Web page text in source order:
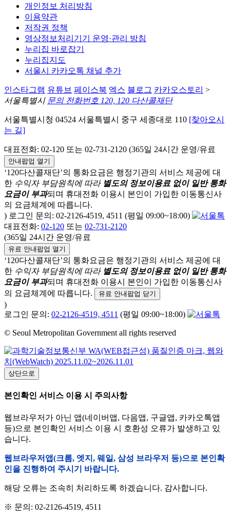
개인정보 처리방침
이용약관
저작권 정책
영상정보처리기기 운영·관리 방침
누리집 바로잡기
누리집지도
서울시 카카오톡 채널 추가
인스타그램 유튜브 페이스북 엑스 블로그 카카오스토리 >
서울특별시 문의 전화번호 120, 120 다산콜재단
서울특별시청 04524 서울특별시 중구 세종대로 110 [찾아오시
는 길]
대표전화: 02-120 또는 02-731-2120 (365일 24시간 운영/유료
안내팝업 열기
‘120다산콜재단’의 통화요금은 행정기관의 서비스 제공에 대
한 수익자 부담원칙에 따라 별도의 정보이용료 없이 일반 통화
요금이 부과되며 휴대전화 이용시 본인이 가입한 이동통신사
의 요금체계에 따릅니다.
) 로그인 문의: 02-2126-4519, 4511 (평일 09:00~18:00)
대표전화: 02-120 또는 02-731-2120
(365일 24시간 운영/유료
유료 안내팝업 열기
‘120다산콜재단’의 통화요금은 행정기관의 서비스 제공에 대
한 수익자 부담원칙에 따라 별도의 정보이용료 없이 일반 통화
요금이 부과되며 휴대전화 이용시 본인이 가입한 이동통신사
의 요금체계에 따릅니다.
유료 안내팝업 닫기
)
로그인 문의: 02-2126-4519, 4511 (평일 09:00~18:00)
© Seoul Metropolitan Government all rights reserved
상단으로
본인확인 서비스 이용 시 주의사항
웹브라우저가 아닌 앱(네이버앱, 다음앱, 구글앱, 카카오톡앱
등)으로 본인확인 서비스 이용 시 호환성 오류가 발생하고 있
습니다.
웹브라우저앱(크롬, 엣지, 웨일, 삼성 브라우저 등)으로 본인확
인을 진행하여 주시기 바랍니다.
해당 오류는 조속히 처리하도록 하겠습니다. 감사합니다.
※ 문의: 02-2126-4519, 4511